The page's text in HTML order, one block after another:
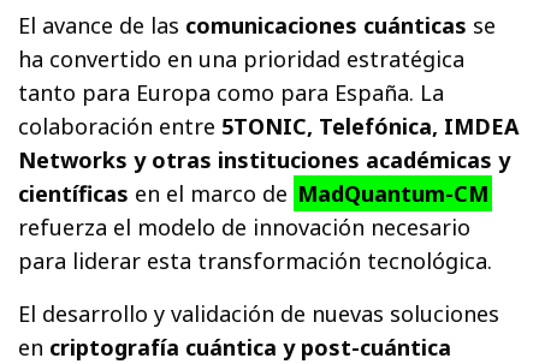
El avance de las comunicaciones cuánticas se
ha convertido en una prioridad estratégica
tanto para Europa como para España. La
colaboración entre 5TONIC, Telefónica, IMDEA
Networks y otras instituciones académicas y
científicas en el marco de MadQuantum-CM
refuerza el modelo de innovación necesario
para liderar esta transformación tecnológica.
El desarrollo y validación de nuevas soluciones
en criptografía cuántica y post-cuántica